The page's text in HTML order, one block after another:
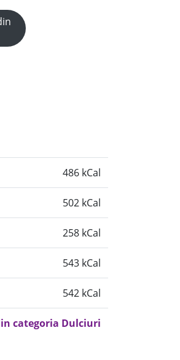
486 kCal
502 kCal
258 kCal
543 kCal
542 kCal
categoria Dulciuri